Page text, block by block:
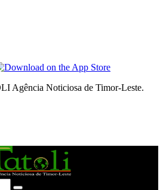
Agência Noticiosa de Timor-Leste.